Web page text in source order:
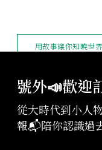
號外📣歡迎
從大時代到小人
報📬陪你認識過
授權與
用故事讓你知曉世